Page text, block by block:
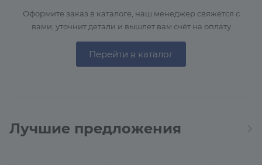
Оформите заказ в каталоге, наш менеджер свяжется с
вами, уточнит детали и вышлет вам счёт на оплату
Перейти в каталог
Лучшие предложения